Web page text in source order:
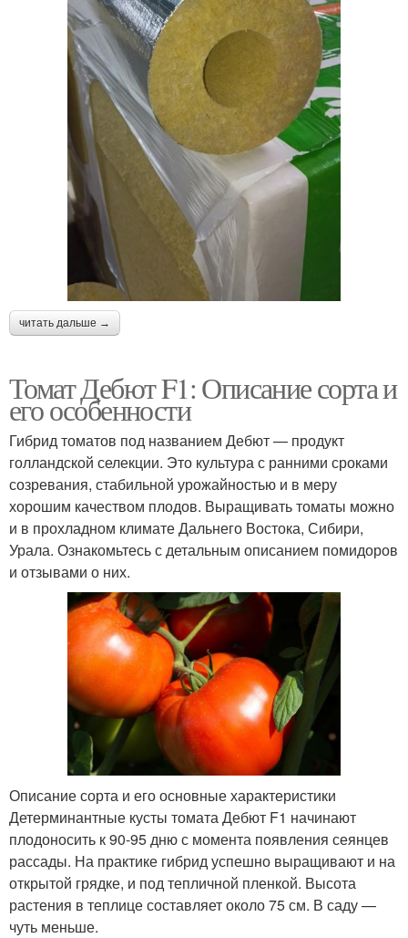
читать дальше →
Томат Дебют F1: Описание сорта и
его особенности
Гибрид томатов под названием Дебют — продукт
голландской селекции. Это культура с ранними сроками
созревания, стабильной урожайностью и в меру
хорошим качеством плодов. Выращивать томаты можно
и в прохладном климате Дальнего Востока, Сибири,
Урала. Ознакомьтесь с детальным описанием помидоров
и отзывами о них.
Описание сорта и его основные характеристики
Детерминантные кусты томата Дебют F1 начинают
плодоносить к 90-95 дню с момента появления сеянцев
рассады. На практике гибрид успешно выращивают и на
открытой грядке, и под тепличной пленкой. Высота
растения в теплице составляет около 75 см. В саду —
чуть меньше.